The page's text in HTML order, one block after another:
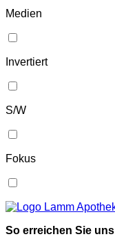
Medien
Invertiert
S/W
Fokus
So erreichen Sie uns